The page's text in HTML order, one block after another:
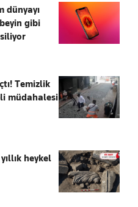
dünyayı
gibi
Temizlik
müdahalesi
heykel